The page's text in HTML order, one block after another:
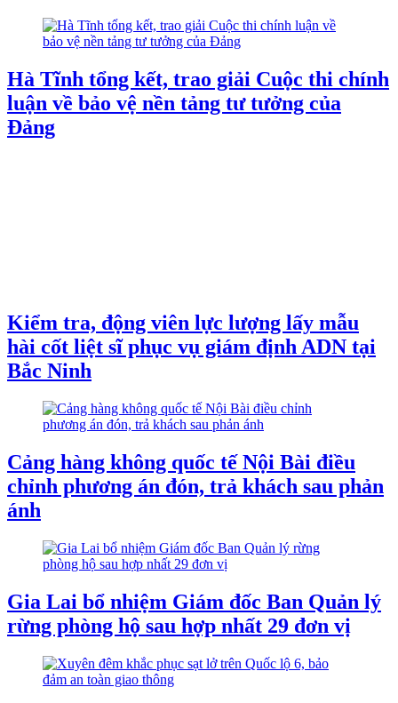
Hà Tĩnh tổng kết, trao giải Cuộc thi chính
luận về bảo vệ nền tảng tư tưởng của
Đảng
Kiểm tra, động viên lực lượng lấy mẫu
hài cốt liệt sĩ phục vụ giám định ADN tại
Bắc Ninh
Cảng hàng không quốc tế Nội Bài điều
chỉnh phương án đón, trả khách sau phản
ánh
Gia Lai bổ nhiệm Giám đốc Ban Quản lý
rừng phòng hộ sau hợp nhất 29 đơn vị